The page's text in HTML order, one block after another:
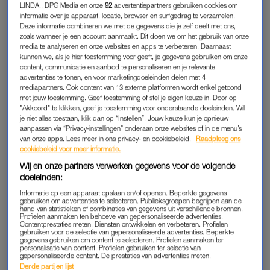
cassiakaneel. De cassiavariant is is wat bekender en blijkt ook
nog eens goed te zijn voor de gezondheid. Hij is namelijk rijk
aan coumarine, eens natuurlijke stof in kaneel die
ontstekingsremmende eigenschappen bevat. Volgens
verschillende studies zou kaneel zelfs nuttig kunnen zijn bij het
bestrijden van ontstekingen bij patiënten met diabetes, artritis
en colitis ulcerosa.
2. GEMBER
Alsgemberverhit wordt om te drogen, ontstaat er een
bioactieve stof genaamd shagaol. Volgens Stacie Stephenson,
bestuurslid van de American Nutrition Association zorgt die
stof voor de scherpe smaak van gember. “Shagoal remt
stoffen die ontstekingen bevorderen, zoals prostaglandinen en
cytokines”, vertelt ze aanRealSimple. Dus: één glas
gemberthee, graag.
LINDA., DPG Media en onze92 advertentiepartners gebruiken cookies om
informatie over je apparaat, locatie, browser en surfgedrag te verzamelen.
Deze informatie combineren we met de gegevens die je zelf deelt met ons,
zoals wanneer je een account aanmaakt. Dit doen we om het gebruik van onze
media te analyseren en onze websites en apps te verbeteren. Daarnaast
kunnen we, als je hier toestemming voor geeft, je gegevens gebruiken om onze
content, communicatie en aanbod te personaliseren en je relevante
advertenties te tonen, en voor marketingdoeleinden delen met 4
mediapartners. Ook content van 13 externe platformen wordt enkel getoond
met jouw toestemming. Geef toestemming of stel je eigen keuze in. Door op
"Akkoord" te klikken, geef je toestemming voor onderstaande doeleinden. Wil
je niet alles toestaan, klik dan op “Instellen”. Jouw keuze kun je opnieuw
aanpassen via “Privacy-instellingen” onderaan onze websites of in de menu’s
van onze apps. Lees meer in ons privacy- en cookiebeleid.
Raadpleeg ons
cookiebeleid voor meer informatie.
Wij en onze partners verwerken gegevens voor de volgende
doeleinden:
Informatie op een apparaat opslaan en/of openen. Beperkte gegevens
gebruiken om advertenties te selecteren. Publieksgroepen begrijpen aan de
hand van statistieken of combinaties van gegevens uit verschillende bronnen.
Profielen aanmaken ten behoeve van gepersonaliseerde advertenties.
Contentprestaties meten. Diensten ontwikkelen en verbeteren. Profielen
gebruiken voor de selectie van gepersonaliseerde advertenties. Beperkte
gegevens gebruiken om content te selecteren. Profielen aanmaken ter
personalisatie van content. Profielen gebruiken ter selectie van
gepersonaliseerde content. De prestaties van advertenties meten.
Derde partijen lijst